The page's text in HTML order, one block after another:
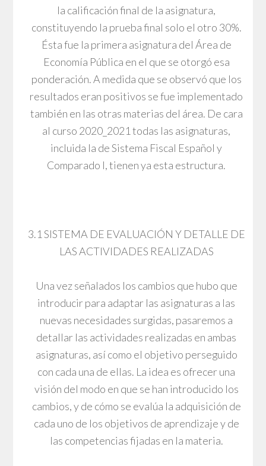
la calificación final de la asignatura,
constituyendo la prueba final solo el otro 30%.
Ésta fue la primera asignatura del Área de
Economía Pública en el que se otorgó esa
ponderación. A medida que se observó que los
resultados eran positivos se fue implementado
también en las otras materias del área. De cara
al curso 2020_2021 todas las asignaturas,
incluida la de Sistema Fiscal Español y
Comparado I, tienen ya esta estructura.
3.1 SISTEMA DE EVALUACIÓN Y DETALLE DE
LAS ACTIVIDADES REALIZADAS
Una vez señalados los cambios que hubo que
introducir para adaptar las asignaturas a las
nuevas necesidades surgidas, pasaremos a
detallar las actividades realizadas en ambas
asignaturas, así como el objetivo perseguido
con cada una de ellas. La idea es ofrecer una
visión del modo en que se han introducido los
cambios, y de cómo se evalúa la adquisición de
cada uno de los objetivos de aprendizaje y de
las competencias fijadas en la materia.